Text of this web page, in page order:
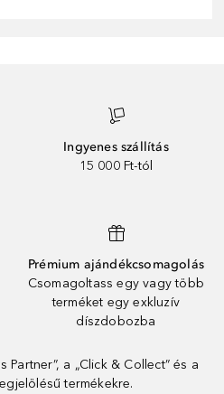
Ingyenes szállítás
15 000 Ft-tól
Prémium ajándékcsomagolás
Csomagoltass egy vagy több
terméket egy exkluzív
díszdobozba
Partner”, a „Click & Collect” és a
termékekre.